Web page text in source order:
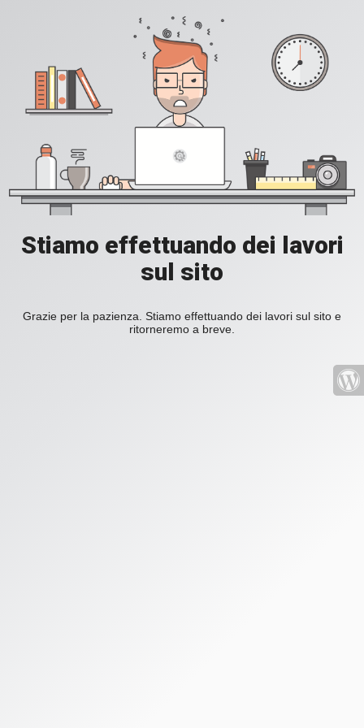
Stiamo effettuando dei lavori
sul sito
Grazie per la pazienza. Stiamo effettuando dei lavori sul sito e
ritorneremo a breve.